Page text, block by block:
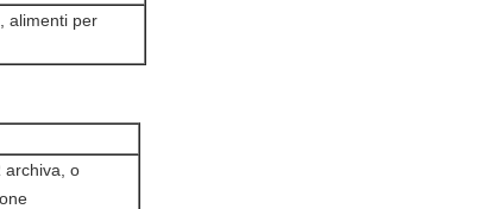
alimenti per
archiva, o